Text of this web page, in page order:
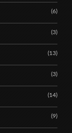
(6)
(3)
(13)
(3)
(14)
(9)